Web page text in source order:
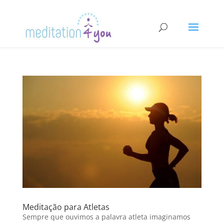
Meditação para Atletas
Sempre que ouvimos a palavra atleta imaginamos